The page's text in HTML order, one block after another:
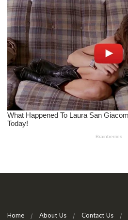
Home About Us Contact Us